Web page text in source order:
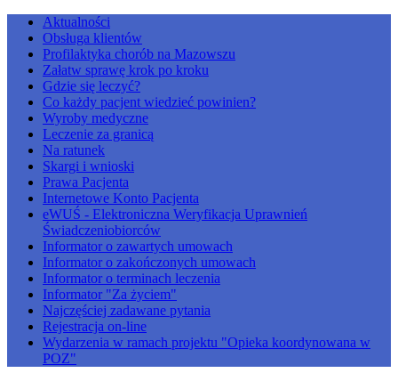
Aktualności
Obsługa klientów
Profilaktyka chorób na Mazowszu
Załatw sprawę krok po kroku
Gdzie się leczyć?
Co każdy pacjent wiedzieć powinien?
Wyroby medyczne
Leczenie za granicą
Na ratunek
Skargi i wnioski
Prawa Pacjenta
Internetowe Konto Pacjenta
eWUŚ - Elektroniczna Weryfikacja Uprawnień
Świadczeniobiorców
Informator o zawartych umowach
Informator o zakończonych umowach
Informator o terminach leczenia
Informator "Za życiem"
Najczęściej zadawane pytania
Rejestracja on-line
Wydarzenia w ramach projektu "Opieka koordynowana w
POZ"